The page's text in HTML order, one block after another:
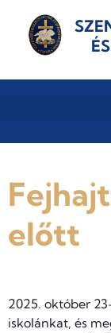
előtt
2025. október
iskolánkat, és